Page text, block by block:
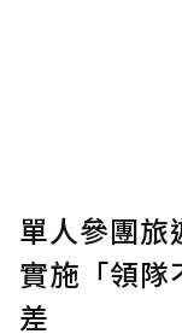
單人參團
實施「領隊
差